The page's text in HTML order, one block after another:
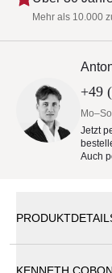
Mehr als 10.000
+49
Jetzt
Auch
KENNETH